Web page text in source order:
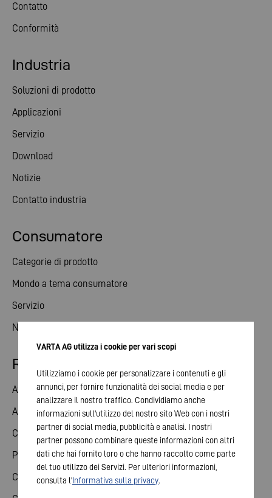
Contatto
Conformità
Consumatore
Categorie di prodotto
Mondo a tema consumatore
Servizio
Notizie
Industria
Soluzioni di prodotto
Applicazioni
Servizio
Download
Notizie
Contatto industria
Relazioni con gli investitori
Azioni
Assemblea generale
Calendario finanziario
Pubblicazioni
Contatto investitori
VARTA AG utilizza i cookie per vari scopi
Utilizziamo i cookie per personalizzare i contenuti e gli
annunci, per fornire funzionalità dei social media e per
analizzare il nostro traffico. Condividiamo anche
informazioni sull'utilizzo del nostro sito Web con i nostri
partner di social media, pubblicità e analisi. I nostri
partner possono combinare queste informazioni con altri
dati che hai fornito loro o che hanno raccolto come parte
del tuo utilizzo dei Servizi. Per ulteriori informazioni,
consulta l'Informativa sulla privacy.